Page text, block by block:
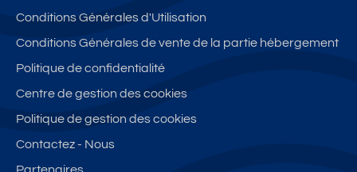
Conditions Générales d'Utilisation
Conditions Générales de vente de la partie hébergement
Politique de confidentialité
Centre de gestion des cookies
Politique de gestion des cookies
Contactez - Nous